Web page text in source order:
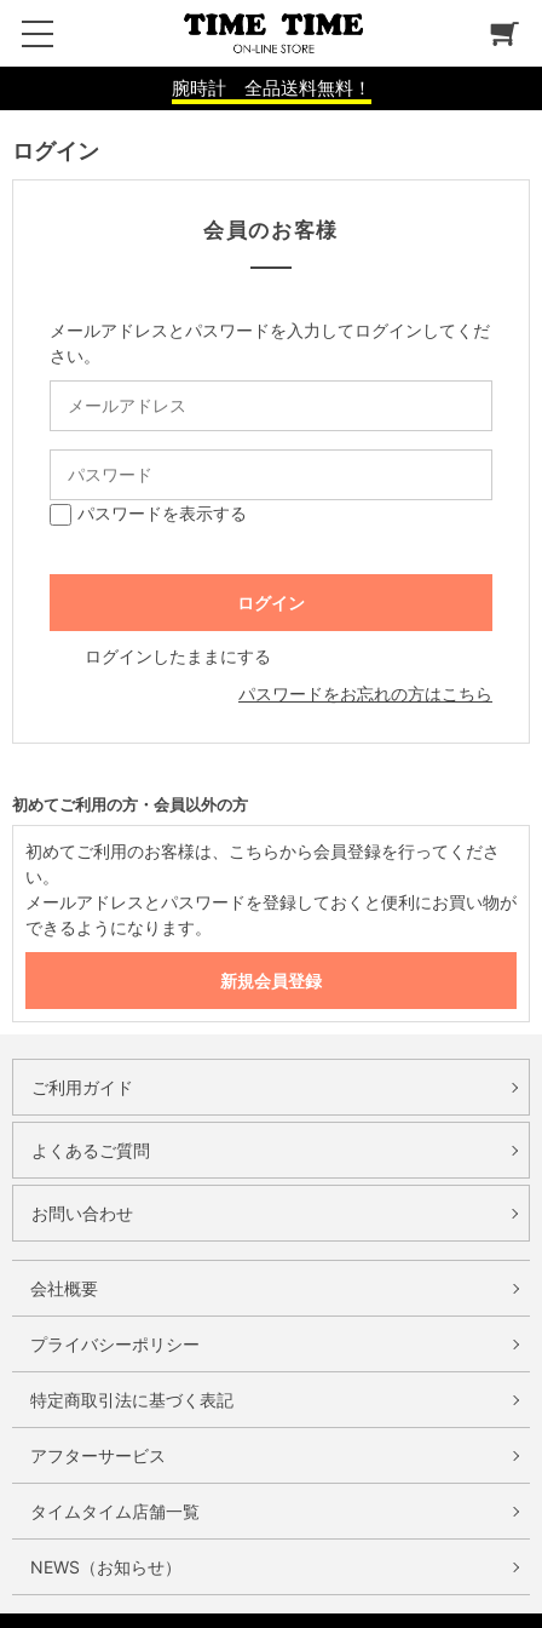
腕時計 全品送料無料！
ログイン
会員のお客様
メールアドレスとパスワードを入力してログインしてくだ
さい。
パスワードを表示する
ログインしたままにする
パスワードをお忘れの方はこちら
初めてご利用の方・会員以外の方
初めてご利用のお客様は、こちらから会員登録を行ってくださ
い。
メールアドレスとパスワードを登録しておくと便利にお買い物が
できるようになります。
ご利用ガイド
よくあるご質問
お問い合わせ
会社概要
プライバシーポリシー
特定商取引法に基づく表記
アフターサービス
タイムタイム店舗一覧
NEWS（お知らせ）